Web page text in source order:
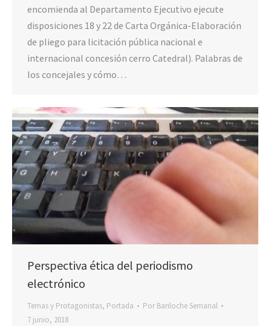
encomienda al Departamento Ejecutivo ejecute
disposiciones 18 y 22 de Carta Orgánica-Elaboración
de pliego para licitación pública nacional e
internacional concesión cerro Catedral). Palabras de
los concejales y cómo…
Perspectiva ética del periodismo
electrónico
Temas y Protagonistas, Portada Por Bariloche Semanal
7 junio, 2018